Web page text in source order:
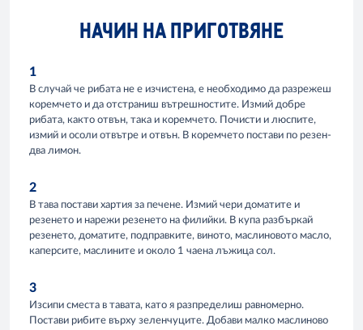
НАЧИН НА ПРИГОТВЯНЕ
1
В случай че рибата не е изчистена, е необходимо да разрежеш
коремчето и да отстраниш вътрешностите. Измий добре
рибата, както отвън, така и коремчето. Почисти и люспите,
измий и осоли отвътре и отвън. В коремчето постави по резен-
два лимон.
2
В тава постави хартия за печене. Измий чери доматите и
резенето и нарежи резенето на филийки. В купа разбъркай
резенето, доматите, подправките, виното, маслиновото масло,
каперсите, маслините и около 1 чаена лъжица сол.
3
Изсипи сместа в тавата, като я разпределиш равномерно.
Постави рибите върху зеленчуците. Добави малко маслиново